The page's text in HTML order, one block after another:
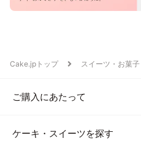
Cake.jpトップ スイーツ・お菓子
ご購入にあたって
ケーキ・スイーツを探す